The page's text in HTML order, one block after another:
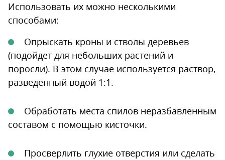
Использовать их можно несколькими
способами:
Опрыскать кроны и стволы деревьев
(подойдет для небольших растений и
поросли). В этом случае используется раствор,
разведенный водой 1:1.
Обработать места спилов неразбавленным
составом с помощью кисточки.
Просверлить глухие отверстия или сделать